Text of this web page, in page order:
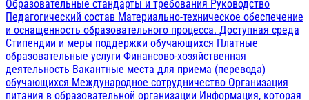
Образовательные стандарты и требования Руководство
Педагогический состав Материально-техническое обеспечение
и оснащенность образовательного процесса. Доступная среда
Стипендии и меры поддержки обучающихся Платные
образовательные услуги Финансово-хозяйственная
деятельность Вакантные места для приема (перевода)
обучающихся Международное сотрудничество Организация
питания в образовательной организации Информация, которая